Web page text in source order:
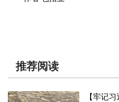
推荐阅读
【牢记